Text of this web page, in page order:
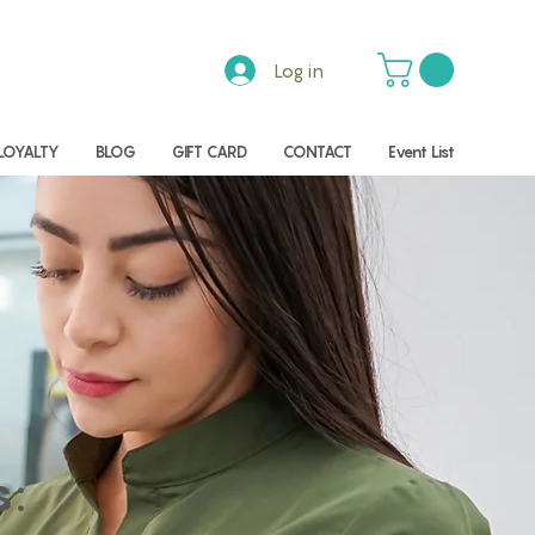
Log in
BLOG GIFT CARD CONTACT Event List